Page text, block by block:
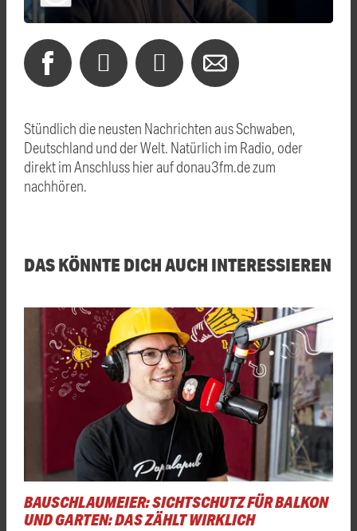
Stündlich die neusten Nachrichten aus Schwaben,
Deutschland und der Welt. Natürlich im Radio, oder
direkt im Anschluss hier auf donau3fm.de zum
nachhören.
DAS KÖNNTE DICH AUCH INTERESSIEREN
BAUSCHLAUMEIER: SICHTSCHUTZ FÜR BALKON
UND GARTEN: DAS ZÄHLT WIRKLICH